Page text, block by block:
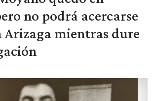
no podrá acercarse
Arizaga mientras dure